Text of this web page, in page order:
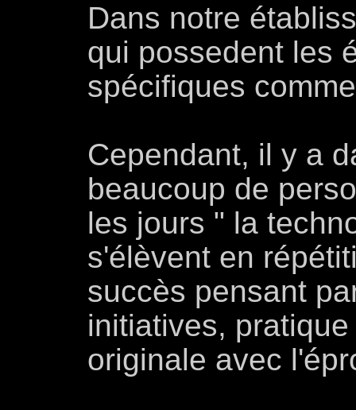
Dans notre
qui possedent les
spécifiques
Cependant, il y a
beaucoup de
les jours " la
s'élèvent en
succès pensant
initiatives,
originale avec